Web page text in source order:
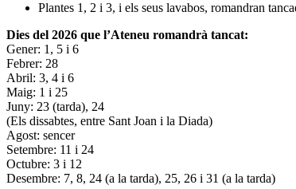
Plantes 1, 2 i 3, i els seus lavabos, romandran
Dies del 2026 que l’Ateneu romandrà tancat:
Gener: 1, 5 i 6
Febrer: 28
Abril: 3, 4 i 6
Maig: 1 i 25
Juny: 23 (tarda), 24
(Els dissabtes, entre Sant Joan i la Diada)
Agost: sencer
Setembre: 11 i 24
Octubre: 3 i 12
Desembre: 7, 8, 24 (a la tarda), 25, 26 i 31 (a la tarda)